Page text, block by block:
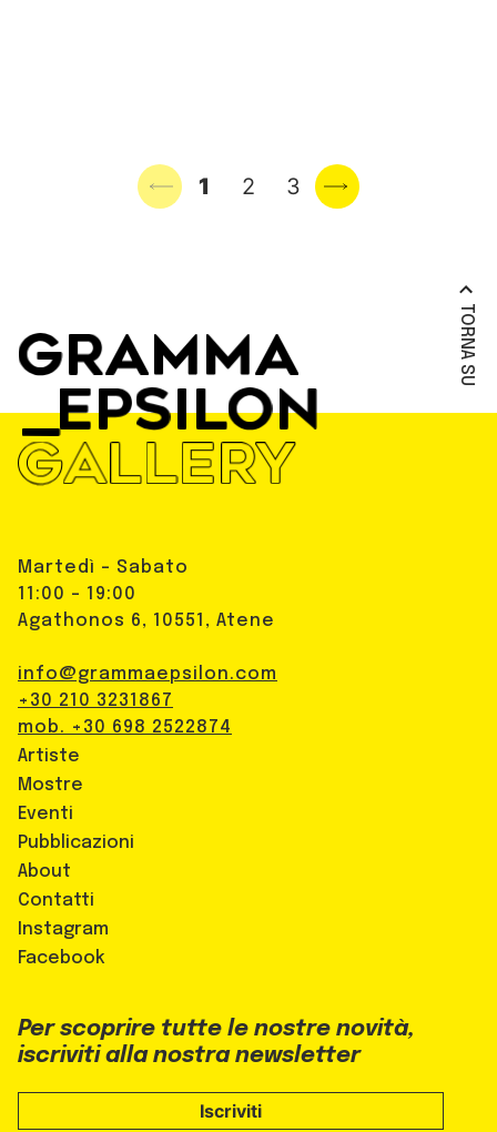
Previous page 1 2 3 Next page
TORNA SU
Martedì - Sabato
11:00 - 19:00
Agathonos 6, 10551, Atene
info@grammaepsilon.com
+30 210 3231867
mob. +30 698 2522874
Artiste
Mostre
Eventi
Pubblicazioni
About
Contatti
Instagram
Facebook
Per scoprire tutte le nostre novità,
iscriviti alla nostra newsletter
Iscriviti